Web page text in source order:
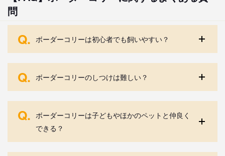
問
Q. ボーダーコリーは初心者でも飼いやすい？
Q. ボーダーコリーのしつけは難しい？
Q. ボーダーコリーは子どもやほかのペットと仲良く
できる？